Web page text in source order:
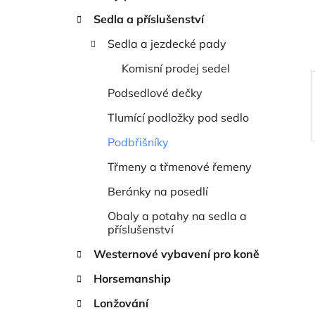
Sedla a příslušenství
Sedla a jezdecké pady
Komisní prodej sedel
Podsedlové dečky
Tlumící podložky pod sedlo
Podbřišníky
Třmeny a třmenové řemeny
Beránky na posedlí
Obaly a potahy na sedla a
příslušenství
Westernové vybavení pro koně
Horsemanship
Lonžování